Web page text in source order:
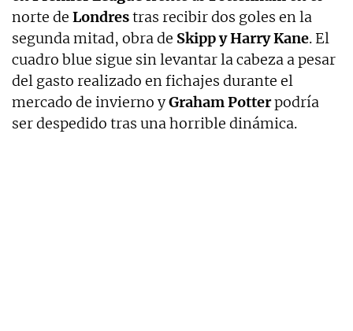
norte de Londrestras recibir dos goles en la
segunda mitad, obra de Skipp y Harry Kane. El
cuadro blue sigue sin levantar la cabeza a pesar
del gasto realizado en fichajes durante el
mercado de invierno yGraham Potterpodría
ser despedido tras una horrible dinámica.